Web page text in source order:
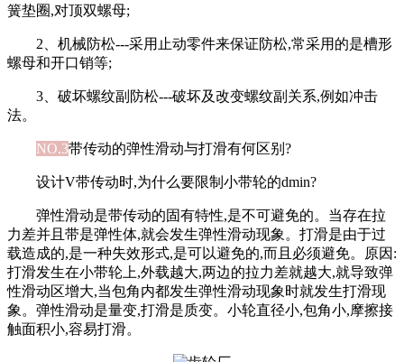
簧垫圈,对顶双螺母;
2、机械防松---采用止动零件来保证防松,常采用的是槽形
螺母和开口销等;
3、破坏螺纹副防松---破坏及改变螺纹副关系,例如冲击
法。
NO.3带传动的弹性滑动与打滑有何区别?
设计V带传动时,为什么要限制小带轮的dmin?
弹性滑动是带传动的固有特性,是不可避免的。当存在拉
力差并且带是弹性体,就会发生弹性滑动现象。打滑是由于过
载造成的,是一种失效形式,是可以避免的,而且必须避免。原因:
打滑发生在小带轮上,外载越大,两边的拉力差就越大,就导致弹
性滑动区增大,当包角内都发生弹性滑动现象时就发生打滑现
象。弹性滑动是量变,打滑是质变。小轮直径小,包角小,摩擦接
触面积小,容易打滑。